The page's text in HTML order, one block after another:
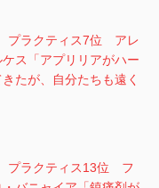
プラクティス7位 アレ
ス「アプリリアがハー
きたが、自分たちも遠く
プラクティス13位 フ